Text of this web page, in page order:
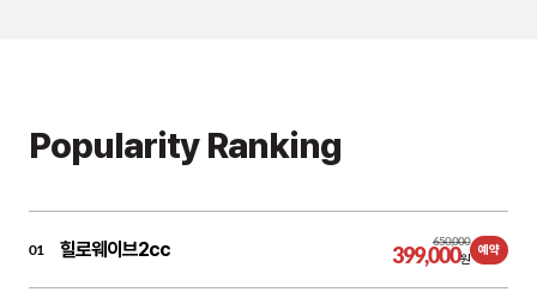
Popularity Ranking
01 힐로웨이브2cc 650,000
399,000원
예약